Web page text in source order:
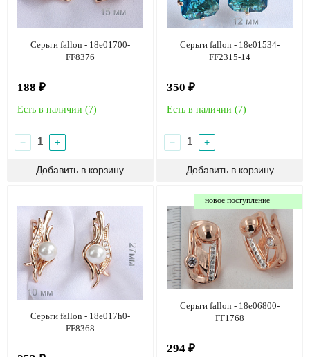
Серьги fallon - 18e01700-
FF8376
188 ₽
Есть в наличии (7)
− +
Серьги fallon - 18e01534-
FF2315-14
350 ₽
Есть в наличии (7)
− +
Серьги fallon - 18e017h0-
FF8368
новое поступление
Серьги fallon - 18e06800-
FF1768
294 ₽